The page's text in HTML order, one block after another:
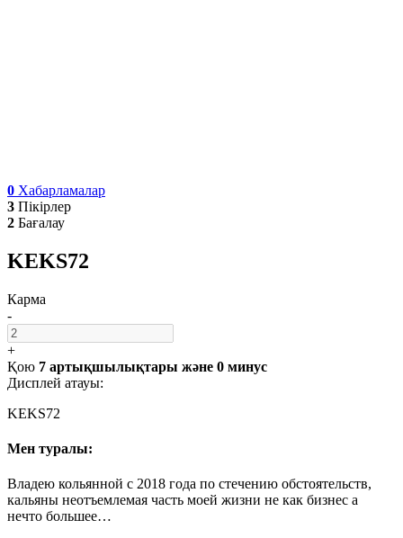
0 Хабарламалар
3 Пікірлер
2 Бағалау
KEKS72
Карма
-
+
Қою 7 артықшылықтары және 0 минус
Дисплей атауы:
KEKS72
Мен туралы:
Владею кольянной с 2018 года по стечению обстоятельств,
кальяны неотъемлемая часть моей жизни не как бизнес а
нечто большее…